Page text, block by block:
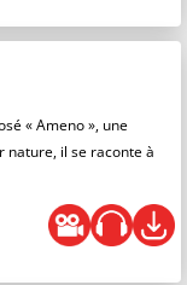
« Ameno », une
nature, il se raconte à